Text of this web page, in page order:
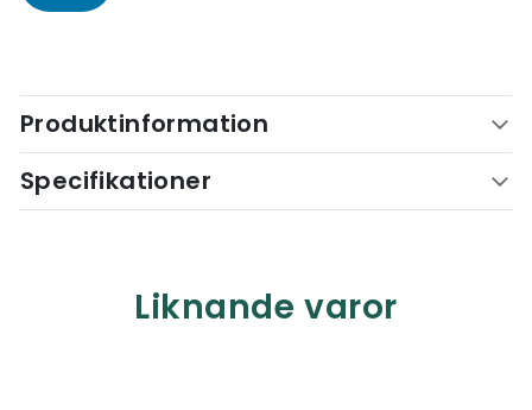
Produktinformation
Specifikationer
Liknande varor